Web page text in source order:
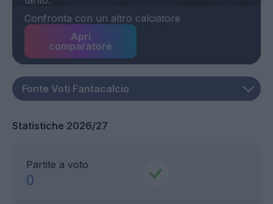
Confronta con un altro calciatore
Apri
comparatore
Statistiche 2026/27
Partite a voto
0